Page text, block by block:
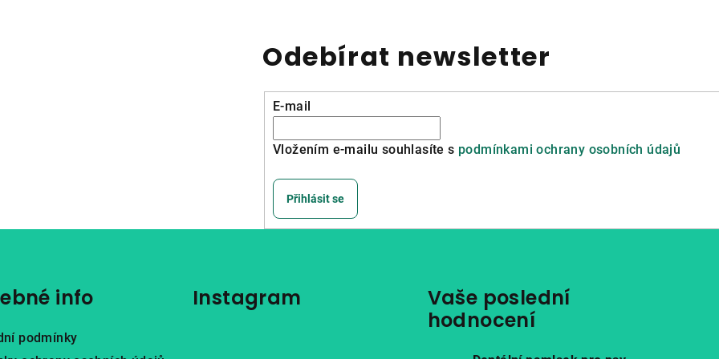
Odebírat newsletter
E-mail
Vložením e-mailu souhlasíte s podmínkami ochrany osobních údajů
Přihlásit se
info
podmínky
Instagram
Vaše poslední
hodnocení